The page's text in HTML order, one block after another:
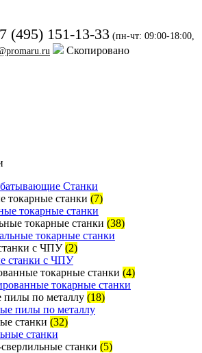
(495) 151-13-33 (пн-чт: 09:00-18:00,
Скопировано
Станки
токарные станки (7)
токарные станки (38)
с ЧПУ(2)
токарные станки (4)
пилы по металлу (18)
станки (32)
станки (5)